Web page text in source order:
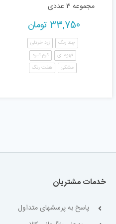
مجموعه ۳ عددی
33,750 تومان
چند رنگ
زرد خردلی
قهوه ای
کرم تیره
مشکی
هفت رنگ
خدمات مشتریان
پاسخ به پرسشهای متداول